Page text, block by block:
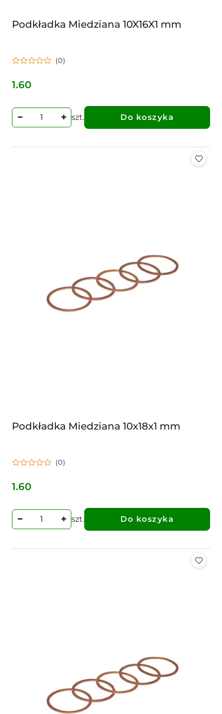
Podkładka Miedziana 10X16X1 mm
(0)
Cena:
1.60
szt. Do koszyka
Podkładka Miedziana 10x18x1 mm
(0)
Cena:
1.60
szt. Do koszyka